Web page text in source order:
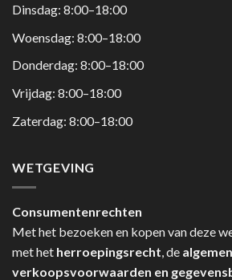
Dinsdag: 8:00–18:00
Woensdag: 8:00–18:00
Donderdag: 8:00–18:00
Vrijdag: 8:00–18:00
Zaterdag: 8:00–18:00
WETGEVING
Consumentenrechten
Met het bezoeken en kopen van deze
met het herroepingsrecht , de
verkoopsvoorwaarden en